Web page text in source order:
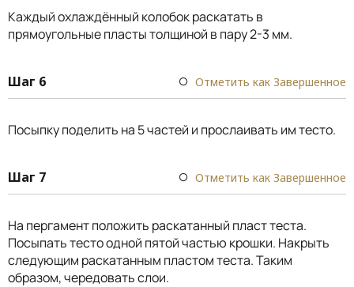
Каждый охлаждённый колобок раскатать в
прямоугольные пласты толщиной в пару 2-3 мм.
Шаг 6 Отметить как Завершенное
Посыпку поделить на 5 частей и прослаивать им тесто.
Шаг 7 Отметить как Завершенное
На пергамент положить раскатанный пласт теста.
Посыпать тесто одной пятой частью крошки. Накрыть
следующим раскатанным пластом теста. Таким
образом, чередовать слои.